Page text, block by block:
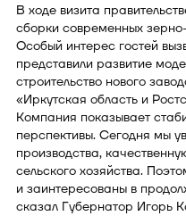
В ходе визита
сборки современных
Особый интерес гостей
представили развитие
строительство нового
«Иркутская область и
Компания показывает
перспективы. Сегодня мы
производства,
сельского хозяйства.
и заинтересованы в
сказал Губернатор Игорь